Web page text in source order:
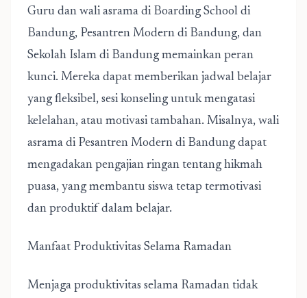
Guru dan wali asrama di Boarding School di
Bandung, Pesantren Modern di Bandung, dan
Sekolah Islam di Bandung memainkan peran
kunci. Mereka dapat memberikan jadwal belajar
yang fleksibel, sesi konseling untuk mengatasi
kelelahan, atau motivasi tambahan. Misalnya, wali
asrama di Pesantren Modern di Bandung dapat
mengadakan pengajian ringan tentang hikmah
puasa, yang membantu siswa tetap termotivasi
dan produktif dalam belajar.
Manfaat Produktivitas Selama Ramadan
Menjaga produktivitas selama Ramadan tidak